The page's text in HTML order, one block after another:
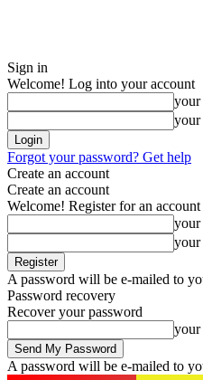
Sign in
Welcome! Log into your account
your
your
Forgot your password? Get help
Create an account
Create an account
Welcome! Register for an account
your
your
A password will be e-mailed to
Password recovery
Recover your password
your
A password will be e-mailed to